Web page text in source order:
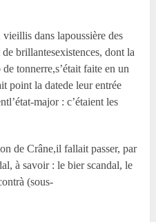
dans lapoussière des
brillantesexistences, dont la
tonnerre,s’était faite en un
point la datede leur entrée
major : c’étaient les
de Crâne,il fallait passer, par
à savoir : le bier scandal, le
(sous-